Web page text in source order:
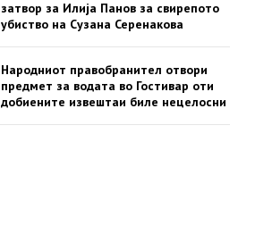
затвор за Илија Панов за свирепото
убиство на Сузана Серенакова
Народниот правобранител отвори
предмет за водата во Гостивар оти
добиените извештаи биле нецелосни